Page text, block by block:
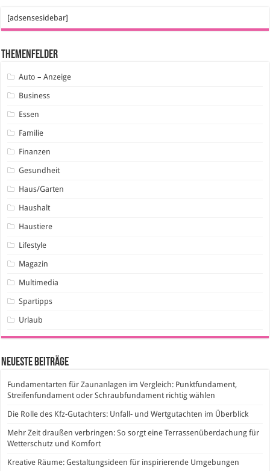
[adsensesidebar]
Themenfelder
Auto – Anzeige
Business
Essen
Familie
Finanzen
Gesundheit
Haus/Garten
Haushalt
Haustiere
Lifestyle
Magazin
Multimedia
Spartipps
Urlaub
Neueste Beiträge
Fundamentarten für Zaunanlagen im Vergleich: Punktfundament,
Streifenfundament oder Schraubfundament richtig wählen
Die Rolle des Kfz-Gutachters: Unfall- und Wertgutachten im Überblick
Mehr Zeit draußen verbringen: So sorgt eine Terrassenüberdachung für
Wetterschutz und Komfort
Kreative Räume: Gestaltungsideen für inspirierende Umgebungen